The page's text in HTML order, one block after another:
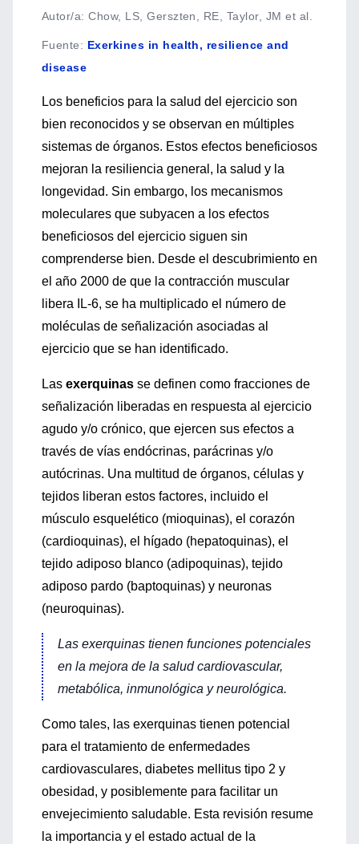
Autor/a: Chow, LS, Gerszten, RE, Taylor, JM et al.
Fuente: Exerkines in health, resilience and
disease
Los beneficios para la salud del ejercicio son
bien reconocidos y se observan en múltiples
sistemas de órganos. Estos efectos beneficiosos
mejoran la resiliencia general, la salud y la
longevidad. Sin embargo, los mecanismos
moleculares que subyacen a los efectos
beneficiosos del ejercicio siguen sin
comprenderse bien. Desde el descubrimiento en
el año 2000 de que la contracción muscular
libera IL-6, se ha multiplicado el número de
moléculas de señalización asociadas al
ejercicio que se han identificado.
Las exerquinas se definen como fracciones de
señalización liberadas en respuesta al ejercicio
agudo y/o crónico, que ejercen sus efectos a
través de vías endócrinas, parácrinas y/o
autócrinas. Una multitud de órganos, células y
tejidos liberan estos factores, incluido el
músculo esquelético (mioquinas), el corazón
(cardioquinas), el hígado (hepatoquinas), el
tejido adiposo blanco (adipoquinas), tejido
adiposo pardo (baptoquinas) y neuronas
(neuroquinas).
Las exerquinas tienen funciones potenciales
en la mejora de la salud cardiovascular,
metabólica, inmunológica y neurológica.
Como tales, las exerquinas tienen potencial
para el tratamiento de enfermedades
cardiovasculares, diabetes mellitus tipo 2 y
obesidad, y posiblemente para facilitar un
envejecimiento saludable. Esta revisión resume
la importancia y el estado actual de la